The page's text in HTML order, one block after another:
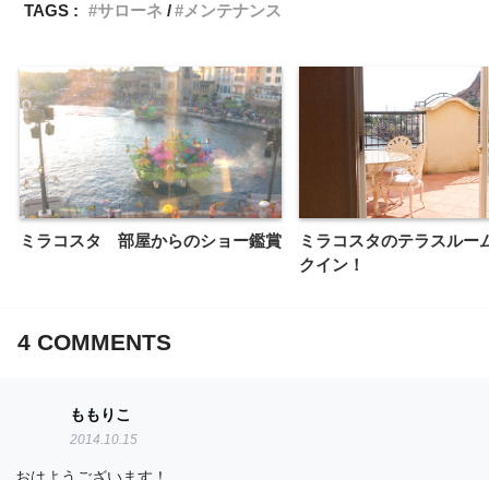
TAGS :
サローネ メンテナンス
ミラコスタ 部屋からのショー鑑賞
ミラコスタのテラスルー
クイン！
4COMMENTS
ももりこ
2014.10.15